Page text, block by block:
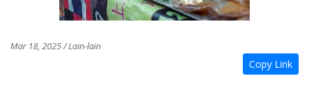
Mar 18, 2025 / Lain-lain
Copy Link